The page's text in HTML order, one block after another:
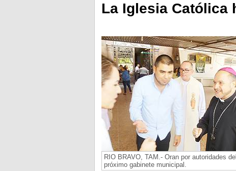
La Iglesia Católica
RIO BRAVO, TAM.- Oran por autoridades del
próximo gabinete municipal.